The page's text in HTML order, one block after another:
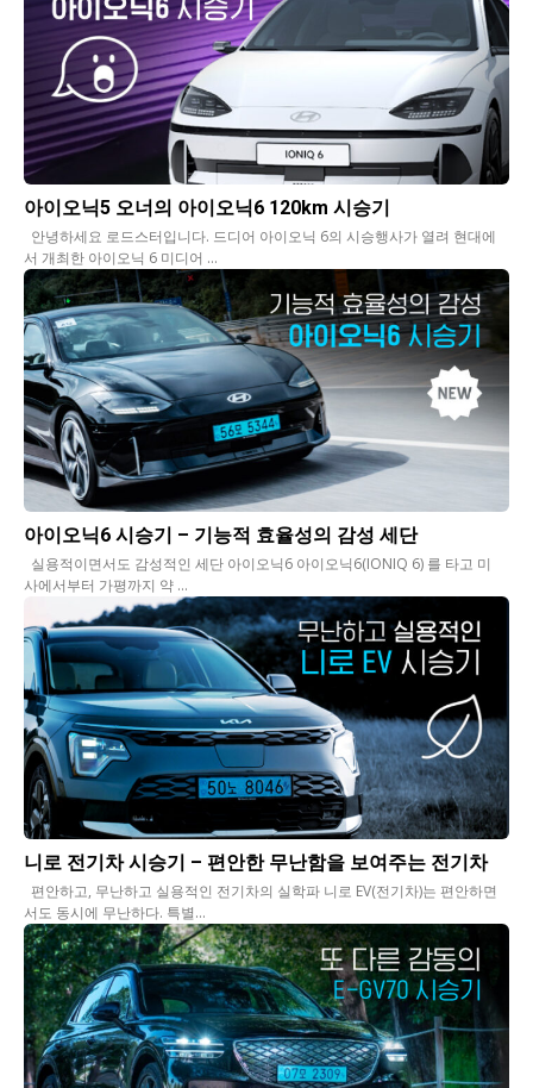
아이오닉5 오너의 아이오닉6 120km 시승기
서 개최한 아이오닉 6 미디어 ...
아이오닉6 시승기 – 기능적 효율성의 감성 세단
실용적이면서도 감성적인 세단 아이오닉6 아이오닉6(IONIQ 6) 를 타고 미
사에서부터 가평까지 약 ...
니로 전기차 시승기 – 편안한 무난함을 보여주는 전기차
편안하고, 무난하고 실용적인 전기차의 실학파 니로 EV(전기차)는 편안하면
서도 동시에 무난하다. 특별...